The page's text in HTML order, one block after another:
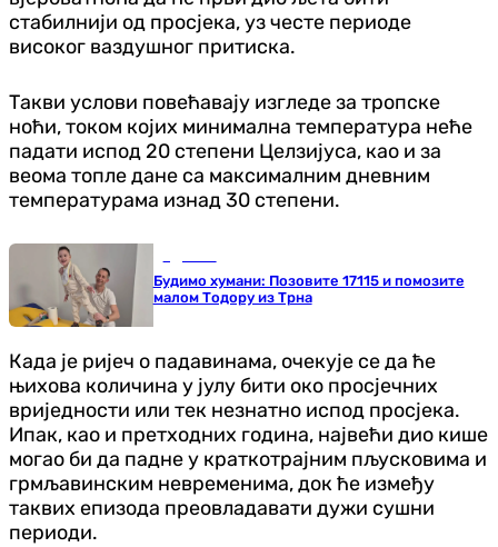
стабилнији од просјека, уз честе периоде
високог ваздушног притиска.
Такви услови повећавају изгледе за тропске
ноћи, током којих минимална температура неће
падати испод 20 степени Целзијуса, као и за
веома топле дане са максималним дневним
температурама изнад 30 степени.
Будимо хумани: Позовите 17115 и помозите
малом Тодору из Трна
Када је ријеч о падавинама, очекује се да ће
њихова количина у јулу бити око просјечних
вриједности или тек незнатно испод просјека.
Ипак, као и претходних година, највећи дио кише
могао би да падне у краткотрајним пљусковима и
грмљавинским невременима, док ће између
таквих епизода преовладавати дужи сушни
периоди.